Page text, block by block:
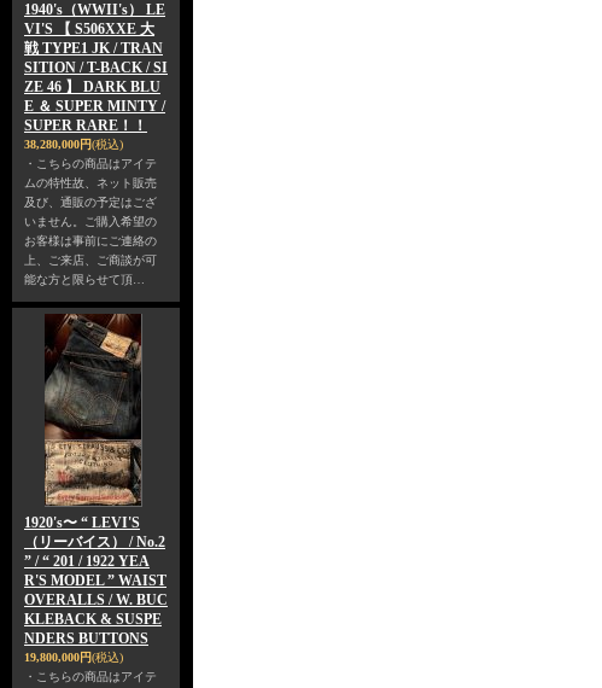
1940's（WWII's） LE
VI'S 【 S506XXE 大
戦 TYPE1 JK / TRAN
SITION / T-BACK / SI
ZE 46 】 DARK BLU
E ＆ SUPER MINTY /
SUPER RARE！！
38,280,000円(税込)
・こちらの商品はアイテ
ムの特性故、ネット販売
及び、通販の予定はござ
いません。ご購入希望の
お客様は事前にご連絡の
上、ご来店、ご商談が可
能な方と限らせて頂…
1920's〜 “ LEVI'S
（リーバイス） / No.2
” / “ 201 / 1922 YEA
R'S MODEL ” WAIST
OVERALLS / W. BUC
KLEBACK & SUSPE
NDERS BUTTONS
19,800,000円(税込)
・こちらの商品はアイテ